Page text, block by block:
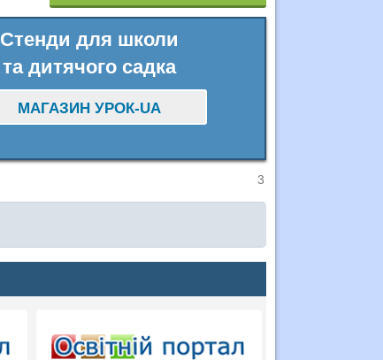
Стенди для школи
та дитячого садка
МАГАЗИН УРОК-UA
3